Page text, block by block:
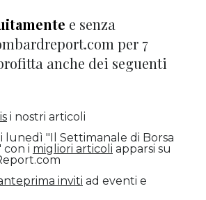
e senza
per 7
anche dei seguenti
i nostri articoli
lunedì "Il Settimanale di Borsa
con i migliori articoli apparsi su
inviti ad eventi e